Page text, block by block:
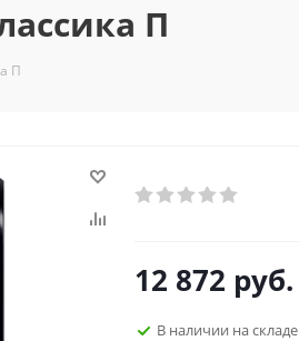
П
П
12 872 руб.
В наличии на складе